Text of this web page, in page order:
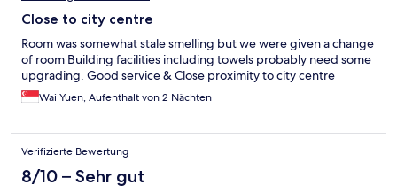
Close to city centre
Room was somewhat stale smelling but we were given a change
of room Building facilities including towels probably need some
upgrading. Good service & Close proximity to city centre
Wai Yuen, Aufenthalt von 2 Nächten
Verifizierte Bewertung
8/10 – Sehr gut